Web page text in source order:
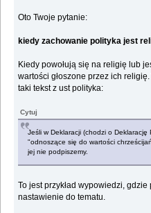
Oto Twoje pytanie:
kiedy zachowanie polityka jest
Kiedy powołują się na religię lub
wartości głoszone przez ich
taki tekst z ust polityka:
Cytuj
Jeśli w Deklaracji (chodzi o Deklarację
"odnoszące się do wartości
jej nie podpiszemy.
To jest przykład wypowiedzi,
nastawienie do tematu.